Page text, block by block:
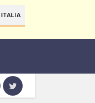
ITALIA